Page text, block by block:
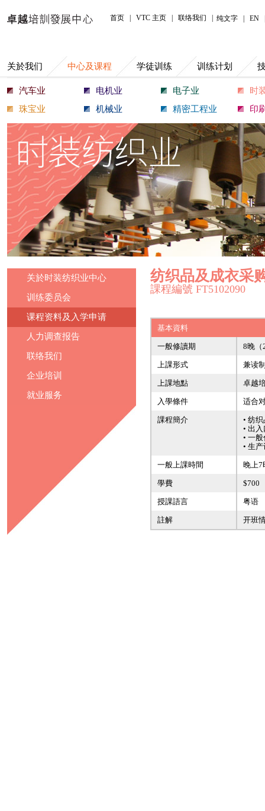
首页 VTC 主页 联络我们 纯文字 EN
关於我们 中心及课程 学徒训练 训练计划
中心及课程
汽车业 电机业 电子业
时
珠宝业
机械业 精密工程业 印
关於时装纺织业中心
训练委员会
课程资料及入学申请
人力调查报告
联络我们
企业培训
就业服务
纺织品及成衣采
課程編號 FT5102090
基本資料
一般修讀期 8晚（
上課形式 兼读
上課地點 卓越
入學條件 适合
課程簡介
• 纺
• 出
• 一
• 生
一般上課時間 晚上7
學費 $700
授課語言 粤语
註解 开班